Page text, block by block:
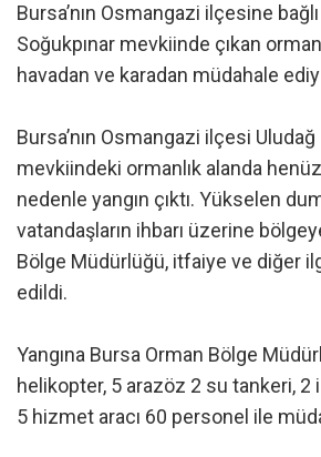
Bursa’nın Osmangazi ilçesine
Soğukpınar mevkiinde çıkan
havadan ve karadan müdahale
Bursa’nın Osmangazi ilçesi Uludağ
mevkiindeki ormanlık alanda
nedenle yangın çıktı. Yükselen
vatandaşların ihbarı üzerine
Bölge Müdürlüğü, itfaiye ve diğer
edildi.
Yangına Bursa Orman Bölge
helikopter, 5 arazöz 2 su tankeri, 2
5 hizmet aracı 60 personel ile